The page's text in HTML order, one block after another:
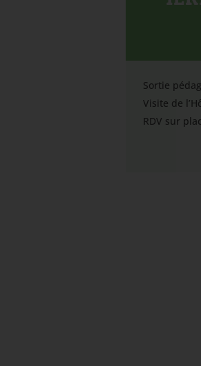
Sortie
Visite de
RDV sur